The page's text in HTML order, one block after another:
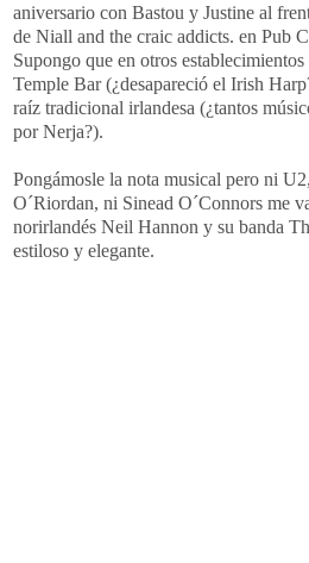
aniversario con Bastou y Justine al
de Niall and the craic addicts. en Pub
Supongo que en otros
Temple Bar (¿desapareció el Irish
raíz tradicional irlandesa (¿tantos
por Nerja?).
Pongámosle la nota musical pero ni
O´Riordan, ni Sinead O´Connors me
norirlandés Neil Hannon y su banda
estiloso y elegante.